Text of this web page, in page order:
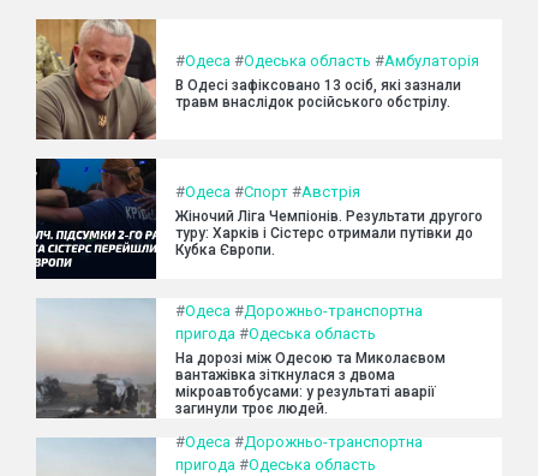
#Одеса #Одеська область #Амбулаторія
В Одесі зафіксовано 13 осіб, які зазнали
травм внаслідок російського обстрілу.
#Одеса #Спорт #Австрія
Жіночий Ліга Чемпіонів. Результати другого
туру: Харків і Сістерс отримали путівки до
Кубка Європи.
#Одеса #Дорожньо-транспортна
пригода #Одеська область
На дорозі між Одесою та Миколаєвом
вантажівка зіткнулася з двома
мікроавтобусами: у результаті аварії
загинули троє людей.
#Одеса #Дорожньо-транспортна
пригода #Одеська область